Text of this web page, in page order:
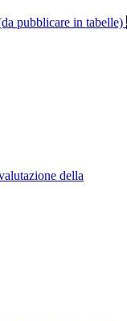
pubblicare in tabelle)
della